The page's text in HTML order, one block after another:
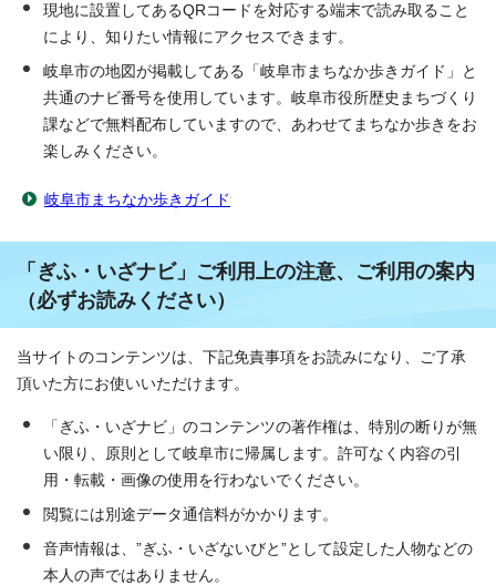
現地に設置してあるQRコードを対応する端末で読み取ること
により、知りたい情報にアクセスできます。
岐阜市の地図が掲載してある「岐阜市まちなか歩きガイド」と
共通のナビ番号を使用しています。岐阜市役所歴史まちづくり
課などで無料配布していますので、あわせてまちなか歩きをお
楽しみください。
岐阜市まちなか歩きガイド
「ぎふ・いざナビ」ご利用上の注意、ご利用の案内
（必ずお読みください）
当サイトのコンテンツは、下記免責事項をお読みになり、ご了承
頂いた方にお使いいただけます。
「ぎふ・いざナビ」のコンテンツの著作権は、特別の断りが無
い限り、原則として岐阜市に帰属します。許可なく内容の引
用・転載・画像の使用を行わないでください。
閲覧には別途データ通信料がかかります。
音声情報は、”ぎふ・いざないびと”として設定した人物などの
本人の声ではありません。